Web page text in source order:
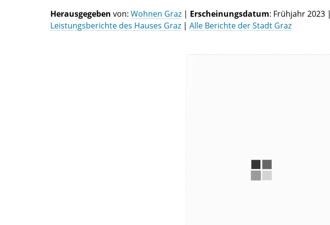
Herausgegeben von: Wohnen Graz | Erscheinungsdatum: Frühjahr 2023 |
Leistungsberichte des Hauses Graz | Alle Berichte der Stadt Graz